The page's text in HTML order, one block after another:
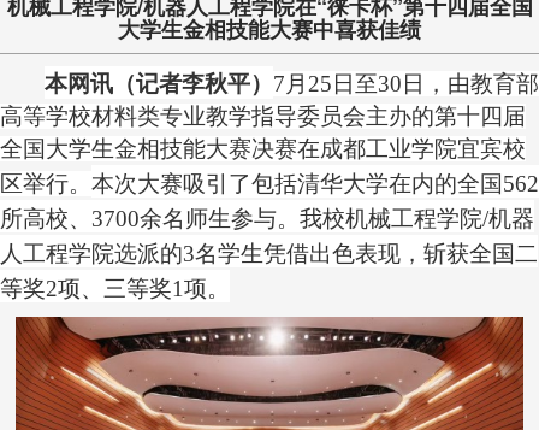
大学生金相技能大赛中喜获佳绩
本网讯（记者李秋平） 7月25日至30日，由教育部
高等学校材料类专业教学指导委员会主办的第十四届
全国大学生金相技能大赛决赛在成都工业学院宜宾校
区举行。 本次大赛吸引了包括清华大学在内的全国562
所高校、3700余名师生参与。我校机械工程学院/机器
人工程学院选派的3名学生凭借出色表现，斩获全国二
等奖2项、三等奖1项。